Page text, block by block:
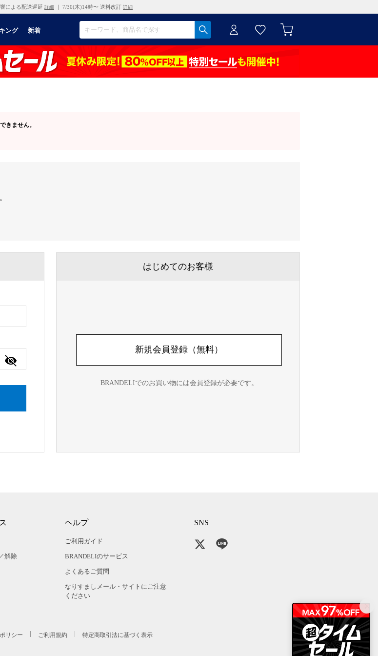
による配送遅延 詳細 ｜ 7/30(木)14時〜 送料改訂 詳細
ング 新着
きません。
はじめてのお客様
新規会員登録（無料）
BRANDELIでのお買い物には会員登録が必要です。
解除
ヘルプ
ご利用ガイド
BRANDELIのサービス
よくあるご質問
なりすましメール・サイトにご注意
ください
SNS
リシー ご利用規約 特定商取引法に基づく表示